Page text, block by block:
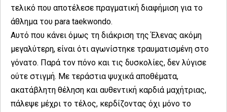
τελικό που αποτέλεσε πραγματική διαφήμιση για το
άθλημα του para taekwondo.
Αυτό που κάνει όμως τη διάκριση της Έλενας ακόμη
μεγαλύτερη, είναι ότι αγωνίστηκε τραυματισμένη στο
γόνατο. Παρά τον πόνο και τις δυσκολίες, δεν λύγισε
ούτε στιγμή. Με τεράστια ψυχικά αποθέματα,
ακατάβλητη θέληση και αυθεντική καρδιά μαχήτριας,
πάλεψε μέχρι το τέλος, κερδίζοντας όχι μόνο το